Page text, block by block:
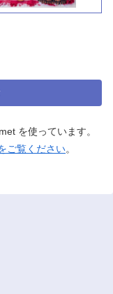
を使っています。
ご覧ください。